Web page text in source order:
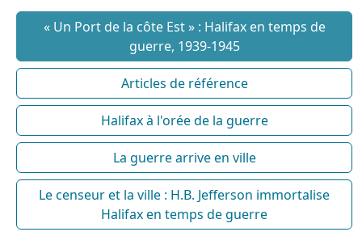
« Un Port de la côte Est » : Halifax en temps de
guerre, 1939-1945
Articles de référence
Halifax à l'orée de la guerre
La guerre arrive en ville
Le censeur et la ville : H.B. Jefferson immortalise
Halifax en temps de guerre